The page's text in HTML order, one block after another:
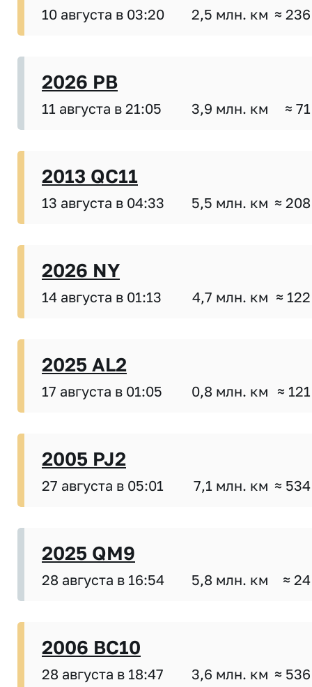
10 августа в 03:20 2,5 млн. км ≈
2026 PB
11 августа в 21:05 3,9 млн. км ≈
2013 QC11
13 августа в 04:33 5,5 млн. км ≈
2026 NY
14 августа в 01:13 4,7 млн. км ≈
2025 AL2
17 августа в 01:05 0,8 млн. км ≈
2005 PJ2
27 августа в 05:01 7,1 млн. км ≈
2025 QM9
28 августа в 16:54 5,8 млн. км ≈
2006 BC10
28 августа в 18:47 3,6 млн. км ≈